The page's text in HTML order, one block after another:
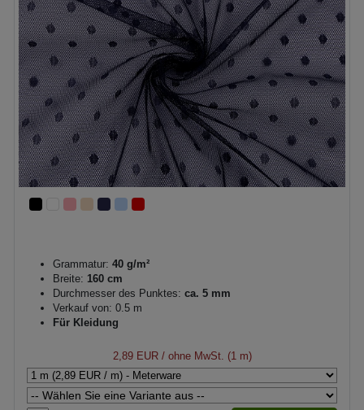
Grammatur: 40 g/m²
Breite: 160 cm
Durchmesser des Punktes: ca. 5 mm
Verkauf von: 0.5 m
Für Kleidung
2,89 EUR/ ohne MwSt. (1 m)